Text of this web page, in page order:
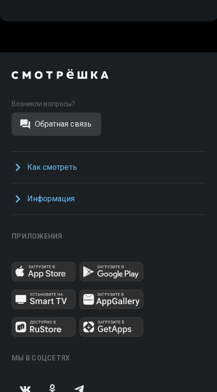
Возникли вопросы?
Обратная связь
Как смотреть
Информация
ПРИЛОЖЕНИЯ
МЫ В СОЦСЕТЯХ